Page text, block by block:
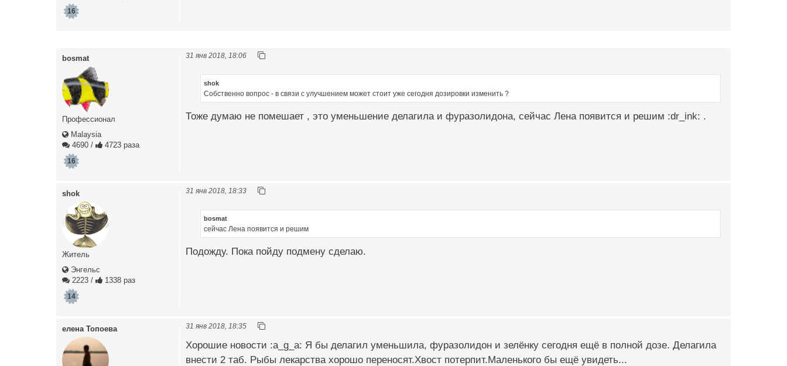
16
bosmat
Профессионал
Malaysia
4690 / 4723 раза
16
31 янв 2018, 18:06
shok
Собственно вопрос - в связи с улучшением может стоит уже сегодня дозировки изменить ?
Тоже думаю не помешает , это уменьшение делагила и фуразолидона, сейчас Лена появится и решим :dr_ink: .
shok
Житель
Энгельс
2223 / 1338 раз
14
31 янв 2018, 18:33
bosmat
сейчас Лена появится и решим
Подожду. Пока пойду подмену сделаю.
елена Топоева 31 янв 2018, 18:35
Хорошие новости :a_g_a: Я бы делагил уменьшила, фуразолидон и зелёнку сегодня ещё в полной дозе. Делагила
внести 2 таб. Рыбы лекарства хорошо переносят.Хвост потерпит.Маленького бы ещё увидеть...